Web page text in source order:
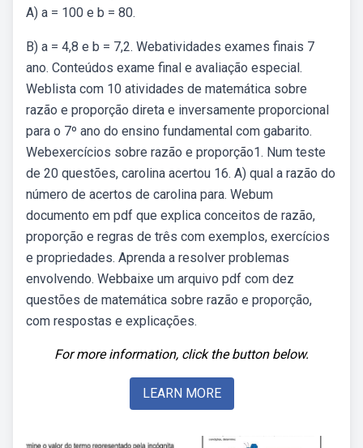
A) a = 100 e b = 80.
B) a = 4,8 e b = 7,2. Webatividades exames finais 7
ano. Conteúdos exame final e avaliação especial.
Weblista com 10 atividades de matemática sobre
razão e proporção direta e inversamente proporcional
para o 7º ano do ensino fundamental com gabarito.
Webexercícios sobre razão e proporção1. Num teste
de 20 questões, carolina acertou 16. A) qual a razão do
número de acertos de carolina para. Webum
documento em pdf que explica conceitos de razão,
proporção e regras de três com exemplos, exercícios
e propriedades. Aprenda a resolver problemas
envolvendo. Webbaixe um arquivo pdf com dez
questões de matemática sobre razão e proporção,
com respostas e explicações.
For more information, click the button below.
LEARN MORE